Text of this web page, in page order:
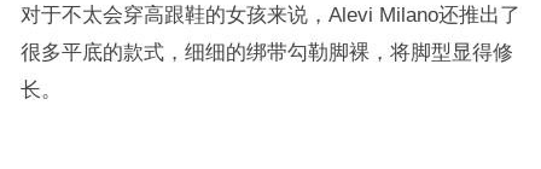
对于不太会穿高跟鞋的女孩来说，Alevi Milano还推出了
很多平底的款式，细细的绑带勾勒脚裸， 将脚型显得修
长。